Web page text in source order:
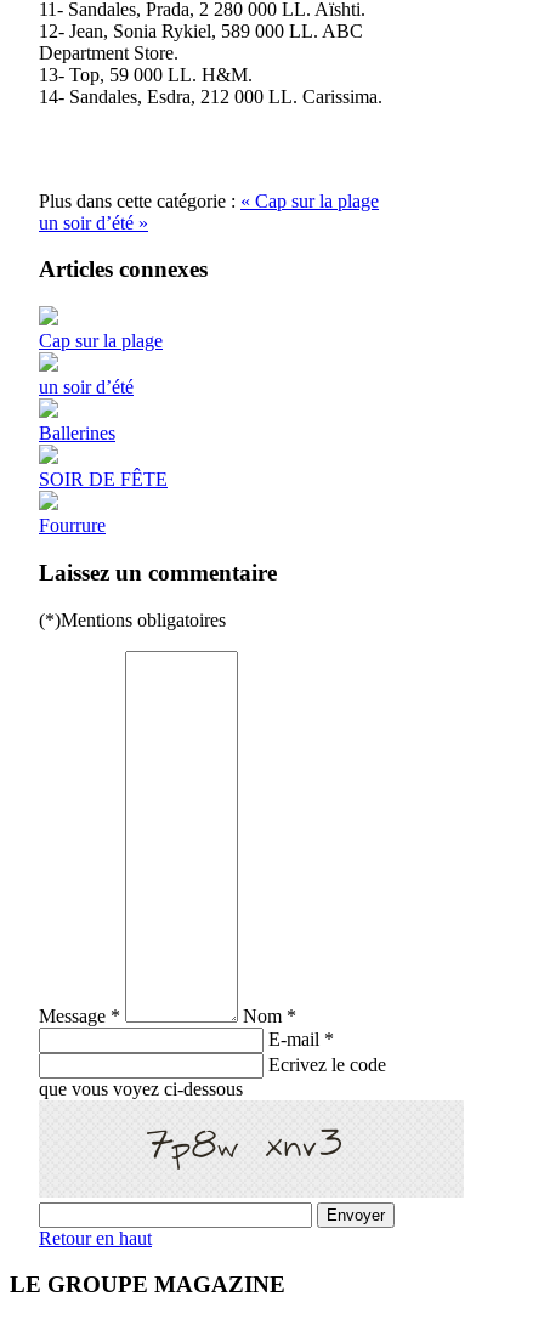
11- Sandales, Prada, 2 280 000 LL. Aïshti.
12- Jean, Sonia Rykiel, 589 000 LL. ABC
Department Store.
13- Top, 59 000 LL. H&M.
14- Sandales, Esdra, 212 000 LL. Carissima.
Plus dans cette catégorie : « Cap sur la plage
un soir d’été »
Articles connexes
Cap sur la plage
un soir d’été
Ballerines
SOIR DE FÊTE
Fourrure
Laissez un commentaire
(*)Mentions obligatoires
Message *
Nom *
E-mail *
Ecrivez le code
que vous voyez ci-dessous
Retour en haut
LE GROUPE MAGAZINE